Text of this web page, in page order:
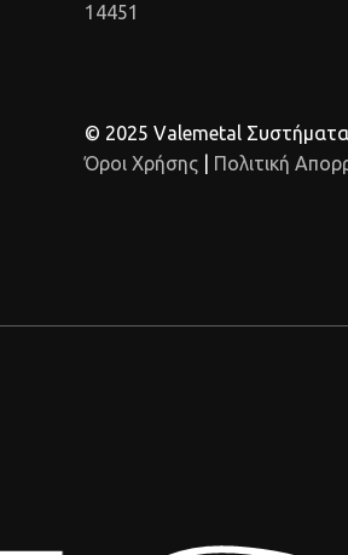
14451
© 2025 Valemetal
Όροι Χρήσης
Πολιτική